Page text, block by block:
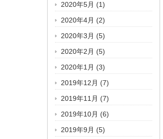
2020年5月 (1)
2020年4月 (2)
2020年3月 (5)
2020年2月 (5)
2020年1月 (3)
2019年12月 (7)
2019年11月 (7)
2019年10月 (6)
2019年9月 (5)